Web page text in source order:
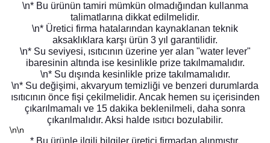
\n* Bu ürünün tamiri mümkün olmadığından kullanma
talimatlarına dikkat edilmelidir.
\n* Üretici firma hatalarından kaynaklanan teknik
aksaklıklara karşı ürün 3 yıl garantilidir.
\n* Su seviyesi, ısıtıcının üzerine yer alan "water lever"
ibaresinin altında ise kesinlikle prize takılmamalıdır.
\n* Su dışında kesinlikle prize takılmamalıdır.
\n* Su değişimi, akvaryum temizliği ve benzeri durumlarda
ısıtıcının önce fişi çekilmelidir. Ancak hemen su içerisinden
çıkarılmamalı ve 15 dakika beklenilmeli, daha sonra
çıkarılmalıdır. Aksi halde ısıtıcı bozulabilir.
\n\n
* Bu ürünle ilgili bilgiler üretici firmadan alınmıştır.